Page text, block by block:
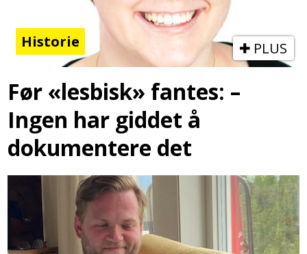
Historie PLUS
Før «lesbisk» fantes: –
Ingen har giddet å
dokumentere det